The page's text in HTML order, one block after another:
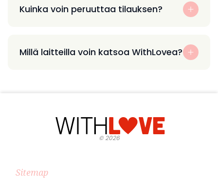
Kuinka voin peruuttaa tilauksen?
Millä laitteilla voin katsoa WithLovea?
©2026
Sitemap